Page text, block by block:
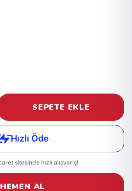
SEPETE EKLE
HEMEN AL